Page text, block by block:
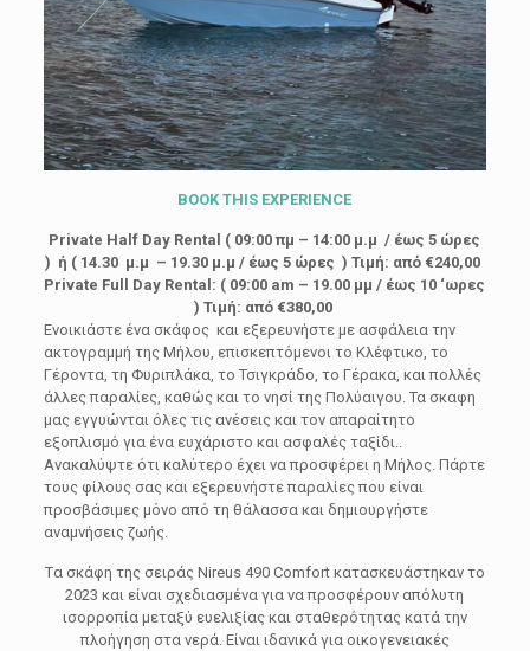
BOOKTHIS EXPERIENCE
Private Half Day Rental ( 09:00 πμ – 14:00 μ.μ / έως 5 ώρες
) ή ( 14.30 μ.μ – 19.30 μ.μ / έως 5 ώρες ) Τιμή: από €240,00
Private Full Day Rental: ( 09:00 am – 19.00 μμ / έως 10 ‘ωρες
) Τιμή: από €380,00
Ενοικιάστε ένα σκάφος και εξερευνήστε με ασφάλεια την
ακτογραμμή της Μήλου, επισκεπτόμενοι το Κλέφτικο, το
Γέροντα, τη Φυριπλάκα, το Τσιγκράδο, το Γέρακα, και πολλές
άλλες παραλίες, καθώς και το νησί της Πολύαιγου. Τα σκαφη
μας εγγυώνται όλες τις ανέσεις και τον απαραίτητο
εξοπλισμό για ένα ευχάριστο και ασφαλές ταξίδι..
Ανακαλύψτε ότι καλύτερο έχει να προσφέρει η Μήλος. Πάρτε
τους φίλους σας και εξερευνήστε παραλίες που είναι
προσβάσιμες μόνο από τη θάλασσα και δημιουργήστε
αναμνήσεις ζωής.
Tα σκάφη της σειράς Nireus 490 Comfort κατασκευάστηκαν το
2023 και είναι σχεδιασμένα για να προσφέρουν απόλυτη
ισορροπία μεταξύ ευελιξίας και σταθερότητας κατά την
πλοήγηση στα νερά. Είναι ιδανικά για οικογενειακές